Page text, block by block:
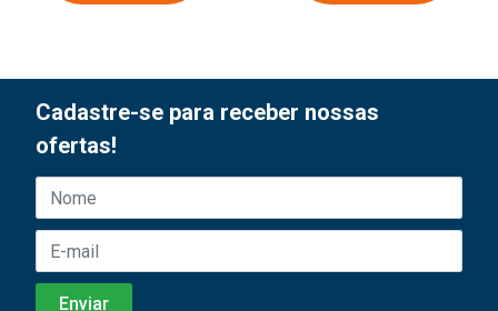
Cadastre-se para receber nossas
ofertas!